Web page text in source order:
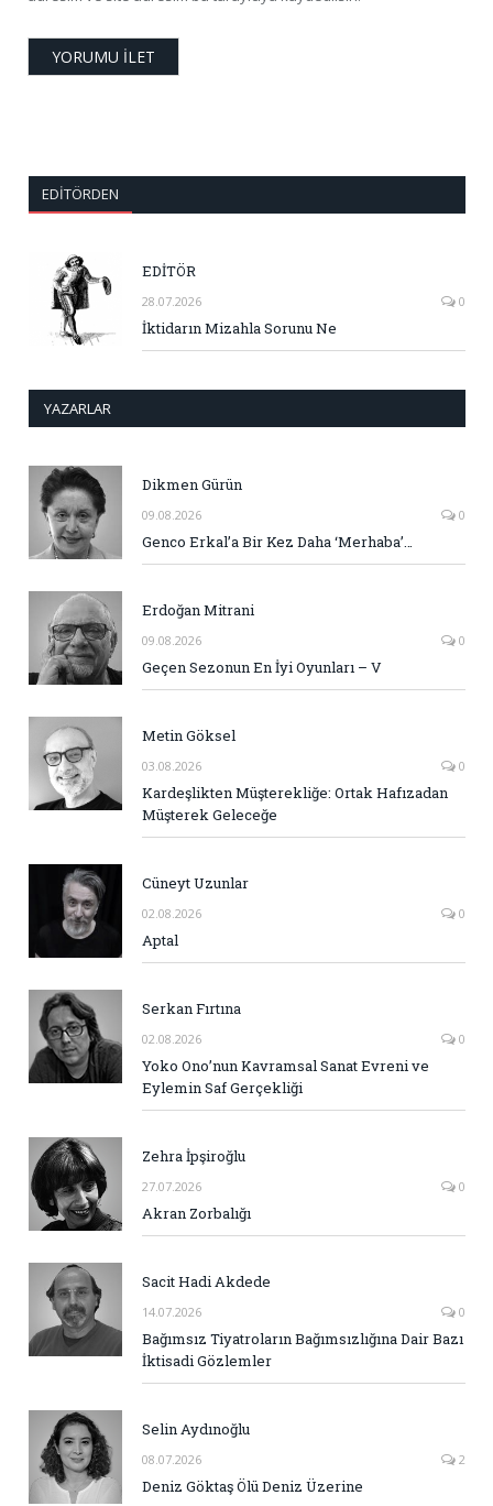
EDITÖRDEN
EDİTÖR
28.07.2026 0
İktidarın Mizahla Sorunu Ne
YAZARLAR
Dikmen Gürün
09.08.2026 0
Genco Erkal’a Bir Kez Daha ‘Merhaba’…
Erdoğan Mitrani
09.08.2026 0
Geçen Sezonun En İyi Oyunları – V
Metin Göksel
03.08.2026 0
Kardeşlikten Müşterekliğe: Ortak Hafızadan
Müşterek Geleceğe
Cüneyt Uzunlar
02.08.2026 0
Aptal
Serkan Fırtına
02.08.2026 0
Yoko Ono’nun Kavramsal Sanat Evreni ve
Eylemin Saf Gerçekliği
Zehra İpşiroğlu
27.07.2026 0
Akran Zorbalığı
Sacit Hadi Akdede
14.07.2026 0
Bağımsız Tiyatroların Bağımsızlığına Dair Bazı
İktisadi Gözlemler
Selin Aydınoğlu
08.07.2026 2
Deniz Göktaş Ölü Deniz Üzerine